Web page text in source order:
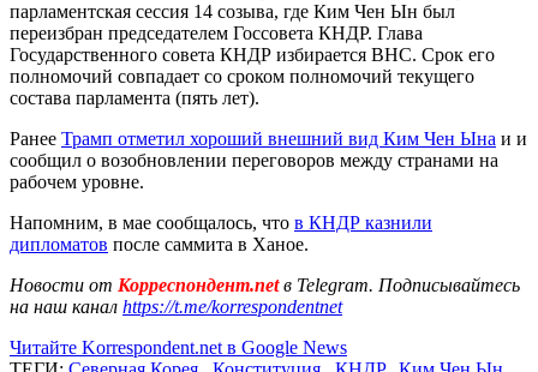
парламентская сессия 14 созыва, где Ким Чен Ын был
переизбран председателем Госсовета КНДР. Глава
Государственного совета КНДР избирается ВНС. Срок его
полномочий совпадает со сроком полномочий текущего
состава парламента (пять лет).
Ранее Трамп отметил хороший внешний вид Ким Чен Ына и и
сообщил о возобновлении переговоров между странами на
рабочем уровне.
Напомним, в мае сообщалось, что в КНДР казнили
дипломатов после саммита в Ханое.
Новости от Корреспондент.netв Telegram. Подписывайтесь
на наш канал https://t.me/korrespondentnet
Читайте Korrespondent.net в Google News